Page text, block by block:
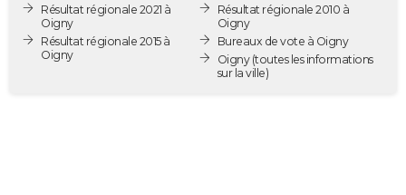
Destinations
City break
Voyage nature
Voyage de noces
Forum
PHOTO
GUIDES D'ACHAT
Résultat régionale 2021 à
Oigny
Résultat régionale 2015 à
Oigny
Résultat régionale 2010 à
Oigny
Bureaux de vote à Oigny
Oigny(toutes les informations
sur la ville)